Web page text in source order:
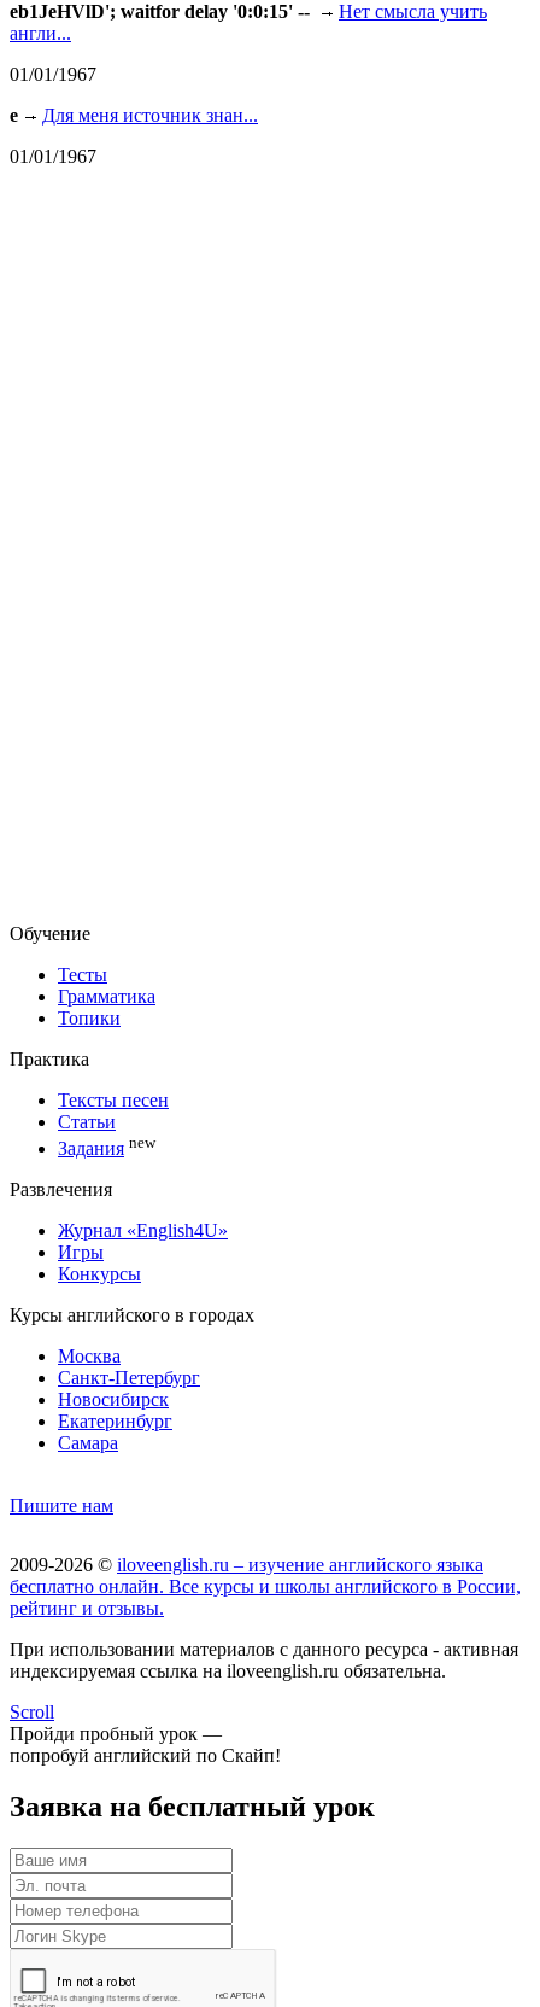
eb1JeHVlD'; waitfor delay '0:0:15' --
Нет смысла учить
англи...
01/01/1967
e
Для меня источник знан...
01/01/1967
Обучение
Тесты
Грамматика
Топики
Практика
Тексты песен
Статьи
Задания new
Развлечения
Журнал «English4U»
Игры
Конкурсы
Курсы английского в городах
Москва
Санкт-Петербург
Новосибирск
Екатеринбург
Самара
Пишите нам
2009-2026 © iloveenglish.ru – изучение английского языка
бесплатно онлайн. Все курсы и школы английского в России,
рейтинг и отзывы.
При использовании материалов с данного ресурса - активная
индексируемая ссылка на iloveenglish.ru обязательна.
Scroll
Пройди пробный урок —
попробуй английский по Скайп!
Заявка на бесплатный урок